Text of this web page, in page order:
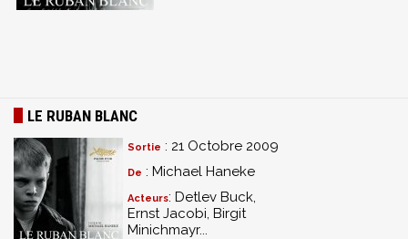
LE RUBAN BLANC
Sortie : 21 Octobre 2009
De : Michael Haneke
Acteurs: Detlev Buck,
Ernst Jacobi, Birgit
Minichmayr...